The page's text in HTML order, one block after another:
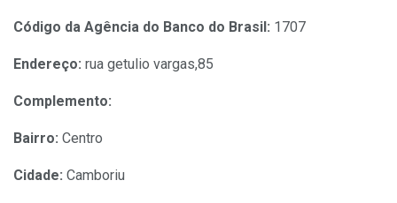
Código da Agência do Banco do Brasil: 1707
Endereço: rua getulio vargas,85
Complemento:
Bairro: Centro
Cidade: Camboriu